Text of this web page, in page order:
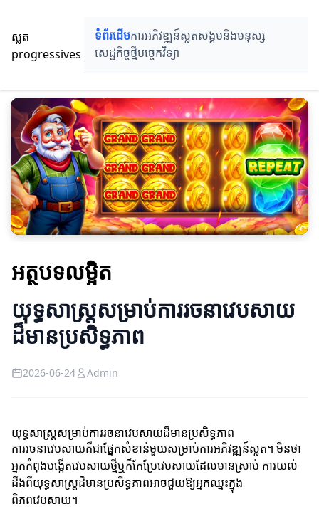
ស្លត
progressives
ទំព័រដើមការអភិវឌ្ឍន៍ស្លតសង្គមនិងមនុស្ស
សេដ្ឋកិច្ចថ្មីបច្ចេកវិទ្យា
អត្ថបទលម្អិត
យុទ្ធសាស្ត្រសម្រាប់ការរចនាវេបសាយ
ដ៏មានប្រសិទ្ធភាព
2026-06-24 Admin
យុទ្ធសាស្ត្រសម្រាប់ការរចនាវេបសាយដ៏មានប្រសិទ្ធភាព
ការរចនាវេបសាយគឺជាផ្នែកសំខាន់មួយសម្រាប់ការអភិវឌ្ឍន៍ស្លត។ មិនថា
អ្នកកំពុងបង្កើតវេបសាយថ្មីឬក៏កែប្រែវេបសាយដែលមានស្រាប់ ការយល់
ដឹងពីយុទ្ធសាស្ត្រដ៏មានប្រសិទ្ធភាពអាចជួយឱ្យអ្នកឈ្នះក្នុង
ពិភពវេបសាយ។